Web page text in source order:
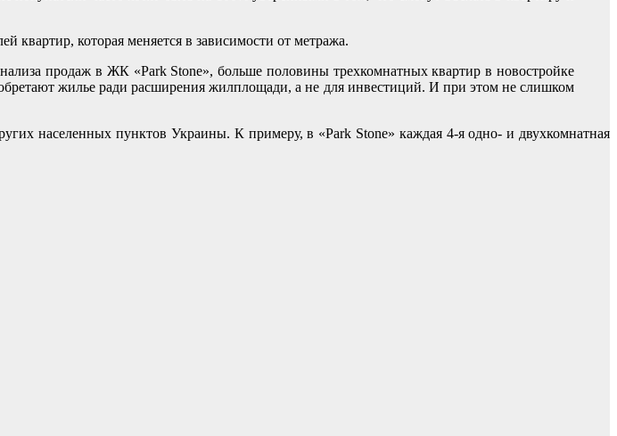
квартир, которая меняется в зависимости от метража.
продаж в ЖК «Park Stone», больше половины трехкомнатных квартир в новостройке
жилье ради расширения жилплощади, а не для инвестиций. И при этом не слишком
населенных пунктов Украины. К примеру, в «Park Stone» каждая 4-я одно- и двухкомнатная